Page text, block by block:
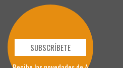
SUBSCRÍBETE